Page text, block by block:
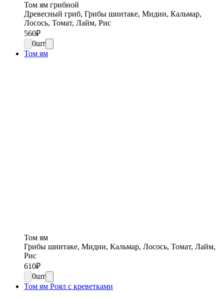
Том ям грибной
Древесный гриб, Грибы шиитаке, Мидии, Кальмар,
Лосось, Томат, Лайм, Рис
560₽
0шт
Том ям
Том ям
Грибы шиитаке, Мидии, Кальмар, Лосось, Томат, Лайм,
Рис
610₽
0шт
Том ям Роял с креветками